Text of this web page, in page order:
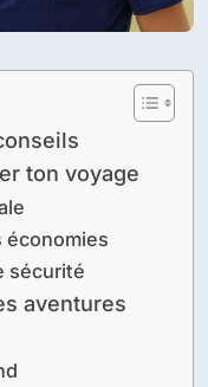
ton voyage
économies
sécurité
aventures